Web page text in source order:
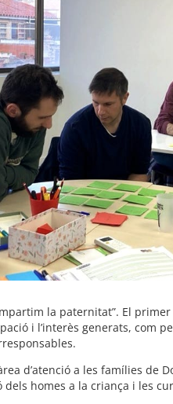
la paternitat”. El
i l’interès generats, com
d’atenció a les famílies
homes a la criança i les